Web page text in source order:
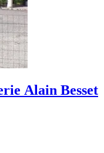
Alain Besset